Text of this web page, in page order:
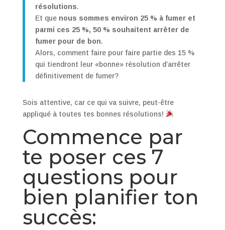
résolutions.
Et que nous sommes environ 25 % à fumer et
parmi ces 25 %, 50 % souhaitent arrêter de
fumer pour de bon.
Alors, comment faire pour faire partie des 15 %
qui tiendront leur «bonne» résolution d’arrêter
définitivement de fumer?
Sois attentive, car ce qui va suivre, peut-être
appliqué à toutes tes bonnes résolutions!
Commence par
te poser ces 7
questions pour
bien planifier ton
succès: